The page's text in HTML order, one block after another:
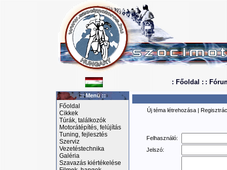
: Főoldal : :
:: Menü ::
Főoldal
Cikkek
Túrák, találkozók
Motorátépítés, felújítás
Tuning, fejlesztés
Szerviz
Vezetéstechnika
Galéria
Szavazás kiértékelése
Új téma létrehozása |
Felhasználó:
Jelszó: